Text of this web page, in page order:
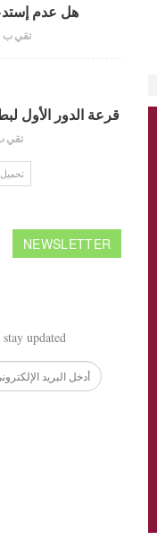
هل عدم
تقي ب
قرعة الدور الأول
تقي
NEWSLETTER
updated.